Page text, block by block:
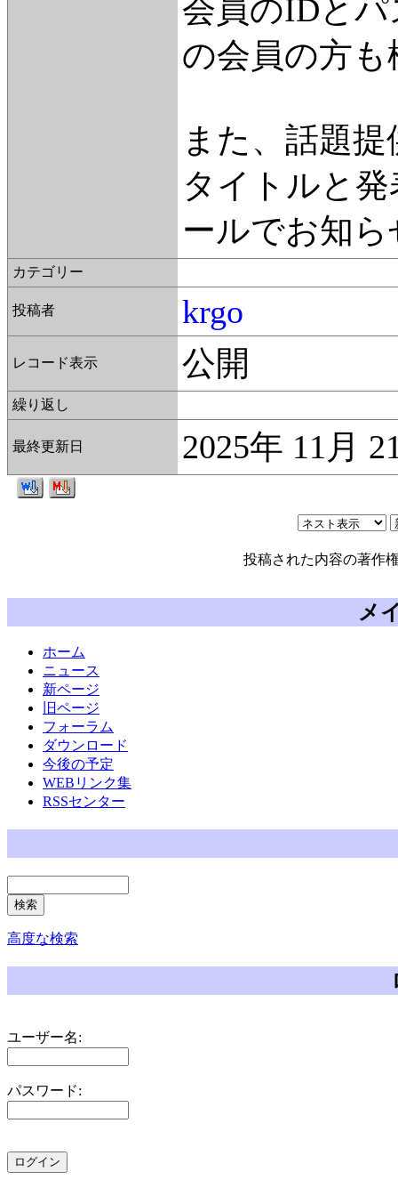
会員のIDと
の会員の方
また、話題
タイトルと
ールでお知
カテゴリー
投稿者 krgo
レコード表示 公開
繰り返し
最終更新日 2025年 11月
投稿された内容の著作
メ
ホーム
ニュース
新ページ
旧ページ
フォーラム
ダウンロード
今後の予定
WEBリンク集
RSSセンター
高度な検索
ユーザー名:
パスワード: